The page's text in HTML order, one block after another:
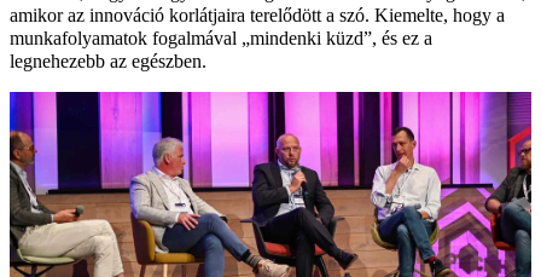
amikor az innováció korlátjaira terelődött a szó. Kiemelte, hogy a
munkafolyamatok fogalmával „mindenki küzd”, és ez a
legnehezebb az egészben.